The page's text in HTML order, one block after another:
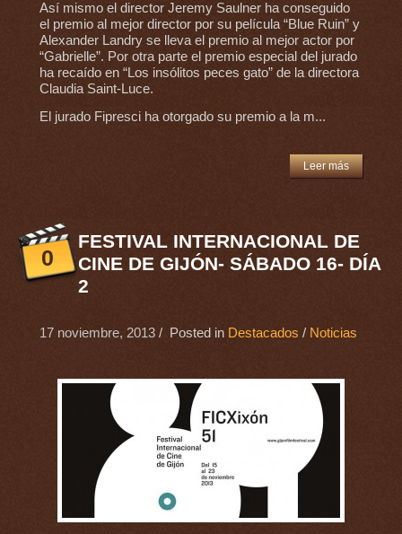
Así mismo el director Jeremy Saulner ha conseguido
el premio al mejor director por su película “Blue Ruin” y
Alexander Landry se lleva el premio al mejor actor por
“Gabrielle”. Por otra parte el premio especial del jurado
ha recaído en “Los insólitos peces gato” de la directora
Claudia Saint-Luce.
El jurado Fipresci ha otorgado su premio a la m...
Leer más
0
FESTIVAL INTERNACIONAL DE
CINE DE GIJÓN- SÁBADO 16- DÍA
2
17 noviembre, 2013/ Posted in Destacados / Noticias